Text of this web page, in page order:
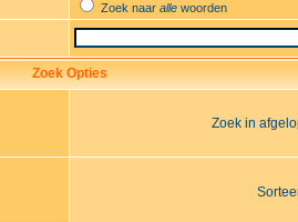
Zoek naar alle woorden
Zoek Opties
Zoek in